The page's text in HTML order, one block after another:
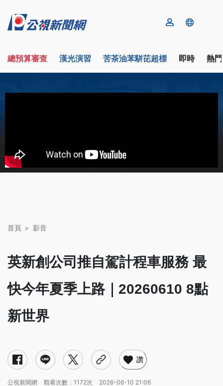
總預算審查 漢光演習 苦茶油苯駢芘超標 即時 熱
首頁 影音
英新創公司推自駕計程車服務 最
快今年夏季上路｜20260610 8點
新世界
讚
公視新聞網 觀看次數：1172次 2026-06-10 21:06